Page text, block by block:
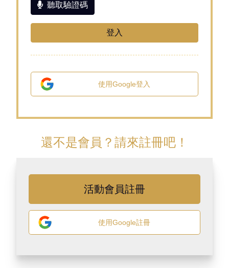
聽取驗證碼
使用Google登入
還不是會員？請來註冊吧！
活動會員註冊
使用Google註冊